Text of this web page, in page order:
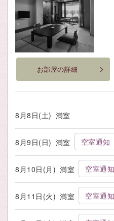
お部屋の詳細
8月8日(土) 満室
8月9日(日) 満室 空室通知
8月10日(月) 満室 空室通知
8月11日(火) 満室 空室通知